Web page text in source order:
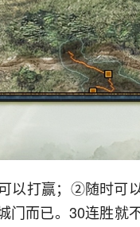
以打赢；②随时可
门而已。30连胜就